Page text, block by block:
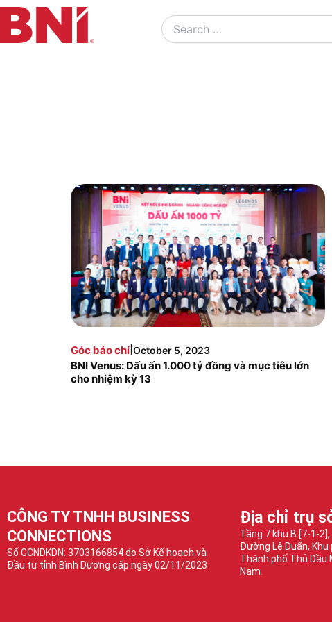
Search
…
Góc báo chí|October 5, 2023
BNI Venus: Dấu ấn 1.000 tỷ đồng và mục tiêu lớn
cho nhiệm kỳ 13
CÔNG TY TNHH BUSINESS
CONNECTIONS
Số GCNDKDN: 3703166854 do Sở Kế hoạch và
Đầu tư tỉnh Bình Dương cấp ngày 02/11/2023
Địa chỉ trụ
Tầng 7 khu B [7-1-
Đường Lê Duẩn, Khu
Thành phố Thủ Dầu
Nam.